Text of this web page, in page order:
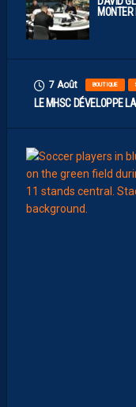
7 Août BOUTIQUE
LE MHSC DÉVELOPPE